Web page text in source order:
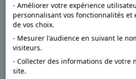
WEBER
LISTE DE PRODUITS PAR
Pas de produit pour cette marque.
- Améliorer votre expérience
personnalisant vos fonctionnalités et
de vos choix.
- Mesurer l'audience en suivant le
visiteurs.
- Collecter des informations de votre
site.